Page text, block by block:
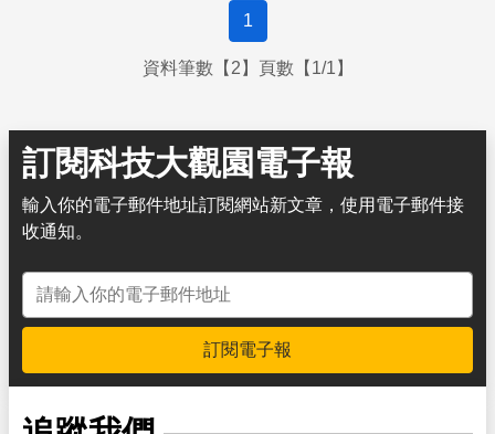
1
資料筆數【2】頁數【1/1】
訂閱科技大觀園電子報
輸入你的電子郵件地址訂閱網站新文章，使用電子郵件接
收通知。
電子郵件地址
訂閱電子報